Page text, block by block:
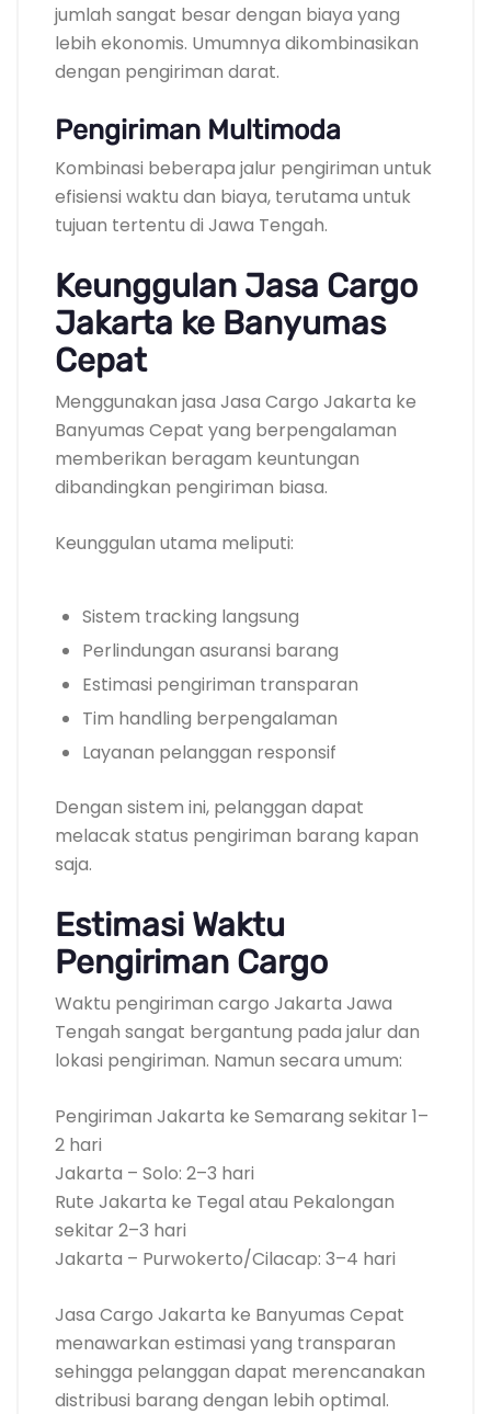
jumlah sangat besar dengan biaya yang
lebih ekonomis. Umumnya dikombinasikan
dengan pengiriman darat.
Pengiriman Multimoda
Kombinasi beberapa jalur pengiriman untuk
efisiensi waktu dan biaya, terutama untuk
tujuan tertentu di Jawa Tengah.
Keunggulan Jasa Cargo
Jakarta ke Banyumas
Cepat
Menggunakan jasa Jasa Cargo Jakarta ke
Banyumas Cepat yang berpengalaman
memberikan beragam keuntungan
dibandingkan pengiriman biasa.
Keunggulan utama meliputi:
Sistem tracking langsung
Perlindungan asuransi barang
Estimasi pengiriman transparan
Tim handling berpengalaman
Layanan pelanggan responsif
Dengan sistem ini, pelanggan dapat
melacak status pengiriman barang kapan
saja.
Estimasi Waktu
Pengiriman Cargo
Waktu pengiriman cargo Jakarta Jawa
Tengah sangat bergantung pada jalur dan
lokasi pengiriman. Namun secara umum:
Pengiriman Jakarta ke Semarang sekitar 1–
2 hari
Jakarta – Solo: 2–3 hari
Rute Jakarta ke Tegal atau Pekalongan
sekitar 2–3 hari
Jakarta – Purwokerto/Cilacap: 3–4 hari
Jasa Cargo Jakarta ke Banyumas Cepat
menawarkan estimasi yang transparan
sehingga pelanggan dapat merencanakan
distribusi barang dengan lebih optimal.